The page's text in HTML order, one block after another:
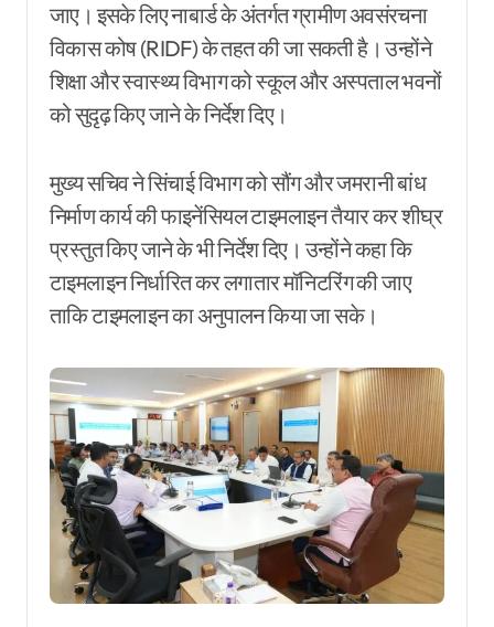
जाए। इसके लिए नाबार्ड के अंतर्गत ग्रामीण अवसंरचना
विकास कोष (RIDF) के तहत की जा सकती है। उन्होंने
शिक्षा और स्वास्थ्य विभाग को स्कूल और अस्पताल भवनों
को सुदृढ़ किए जाने के निर्देश दिए।
मुख्य सचिव ने सिंचाई विभाग को सौंग और जमरानी बांध
निर्माण कार्य की फाइनेंसियल टाइमलाइन तैयार कर शीघ्र
प्रस्तुत किए जाने के भी निर्देश दिए। उन्होंने कहा कि
टाइमलाइन निर्धारित कर लगातार मॉनिटरिंग की जाए
ताकि टाइमलाइन का अनुपालन किया जा सके।